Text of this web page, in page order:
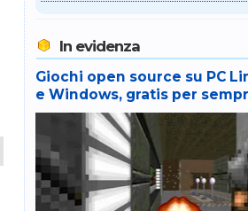
In evidenza
Giochi open source su PC
e Windows, gratis per